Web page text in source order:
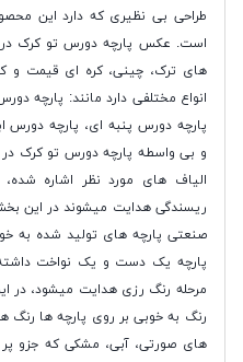
طراحی بی نظیری که دارد این
است. عکس پارچه دورس تو کرک در
های ترک، چینی، کره ای قیمت و
انواع مختلفی دارد مانند: پارچه
پارچه دورس پنبه ای، پارچه دورس
و بی واسطه پارچه دورس تو کرک در
الیاف های مورد نظر اشاره
ریسندگی هدایت میشوند در این
صنعتی پارچه های تولید شده به
پارچه یک دست و یک نواخت
مرحله رنگ رزی هدایت میشود، در
رنگ به خوبی بر روی پارچه ها رنگ
های صورتی، آبی، مشکی که جزو